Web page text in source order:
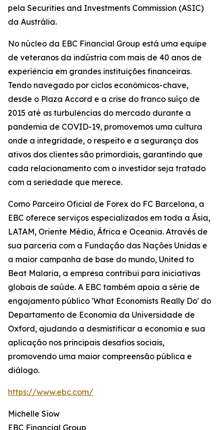
pela Securities and Investments Commission (ASIC)
da Austrália.
No núcleo da EBC Financial Group está uma equipe
de veteranos da indústria com mais de 40 anos de
experiência em grandes instituições financeiras.
Tendo navegado por ciclos econômicos-chave,
desde o Plaza Accord e a crise do franco suíço de
2015 até as turbulências do mercado durante a
pandemia de COVID-19, promovemos uma cultura
onde a integridade, o respeito e a segurança dos
ativos dos clientes são primordiais, garantindo que
cada relacionamento com o investidor seja tratado
com a seriedade que merece.
Como Parceiro Oficial de Forex do FC Barcelona, a
EBC oferece serviços especializados em toda a Ásia,
LATAM, Oriente Médio, África e Oceania. Através de
sua parceria com a Fundação das Nações Unidas e
a maior campanha de base do mundo, United to
Beat Malaria, a empresa contribui para iniciativas
globais de saúde. A EBC também apoia a série de
engajamento público 'What Economists Really Do' do
Departamento de Economia da Universidade de
Oxford, ajudando a desmistificar a economia e sua
aplicação nos principais desafios sociais,
promovendo uma maior compreensão pública e
diálogo.
https://www.ebc.com/
Michelle Siow
EBC Financial Group